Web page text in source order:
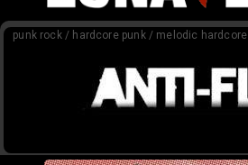
CONTENIDO
COMUNIDAD
FEEEDBACK
punk rock / hardcore punk / melodic hardcore